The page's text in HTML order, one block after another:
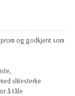
og godkjent som
slitesterke
å tåle